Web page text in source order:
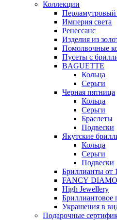
Коллекции
Империя света
Ренессанс
Изделия из
Помолвочные
Пусеты с
BAGUETTE
Кольца
Серьги
Черная пятница
Кольца
Серьги
Браслеты
Подвески
Якутские
Кольца
Серьги
Подвески
Бриллианты от
FANCY
High Jewellery
Бриллиантовое
Украшения в
Подарочные